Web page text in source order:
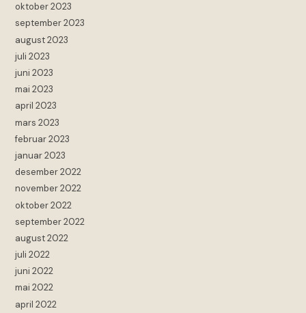
oktober 2023
september 2023
august 2023
juli 2023
juni 2023
mai 2023
april 2023
mars 2023
februar 2023
januar 2023
desember 2022
november 2022
oktober 2022
september 2022
august 2022
juli 2022
juni 2022
mai 2022
april 2022